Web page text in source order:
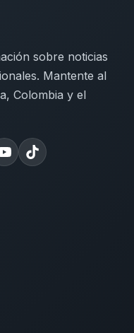
sobre noticias
Mantente al
Colombia y el